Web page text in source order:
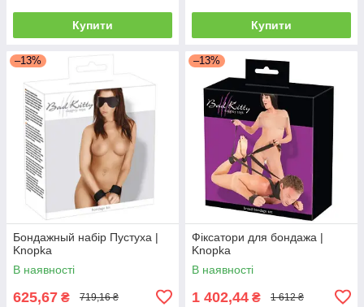
Купити Купити
–13%
Бондажный набір Пустуха |
Knopka
В наявності
625,67 ₴ 719,16 ₴
–13%
Фіксатори для бондажа |
Knopka
В наявності
1 402,44 ₴ 1 612 ₴